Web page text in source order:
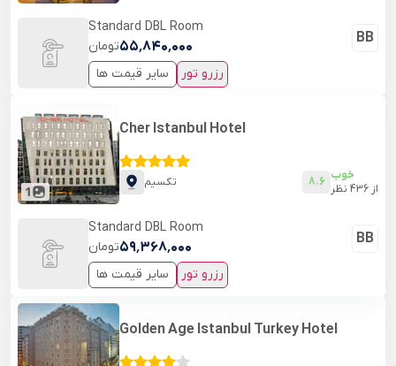
BB
Standard DBL Room
۵۵٬۸۴۰٬۰۰۰تومان
سایر قیمت ها
رزرو تور
Golden Age Istanbul Turkey Hotel
1
Cher Istanbul Hotel
تکسیم 8.6 خوب
از 436 نظر
BB
Standard DBL Room
۵۹٬۳۶۸٬۰۰۰تومان
سایر قیمت ها
رزرو تور